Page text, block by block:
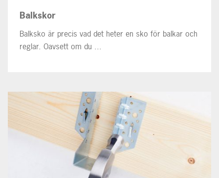
Balkskor
Balksko är precis vad det heter en sko för balkar och
reglar. Oavsett om du ...